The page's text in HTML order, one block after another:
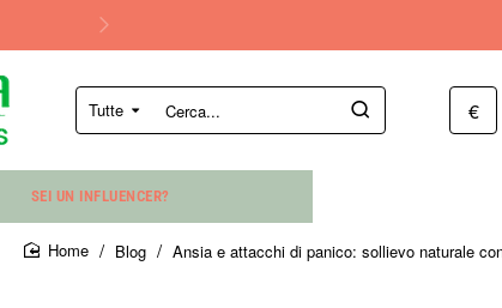
Tutte
Cerca... €
SEI UN INFLUENCER?
Blog Ansia e attacchi di panico: sollievo naturale